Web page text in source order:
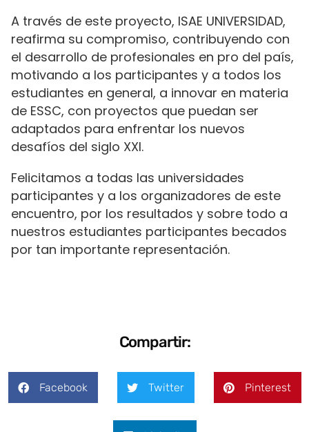
A través de este proyecto, ISAE UNIVERSIDAD,
reafirma su compromiso, contribuyendo con
el desarrollo de profesionales en pro del país,
motivando a los participantes y a todos los
estudiantes en general, a innovar en materia
de ESSC, con proyectos que puedan ser
adaptados para enfrentar los nuevos
desafíos del siglo XXI.
Felicitamos a todas las universidades
participantes y a los organizadores de este
encuentro, por los resultados y sobre todo a
nuestros estudiantes participantes becados
por tan importante representación.
Compartir:
Facebook Twitter Pinterest